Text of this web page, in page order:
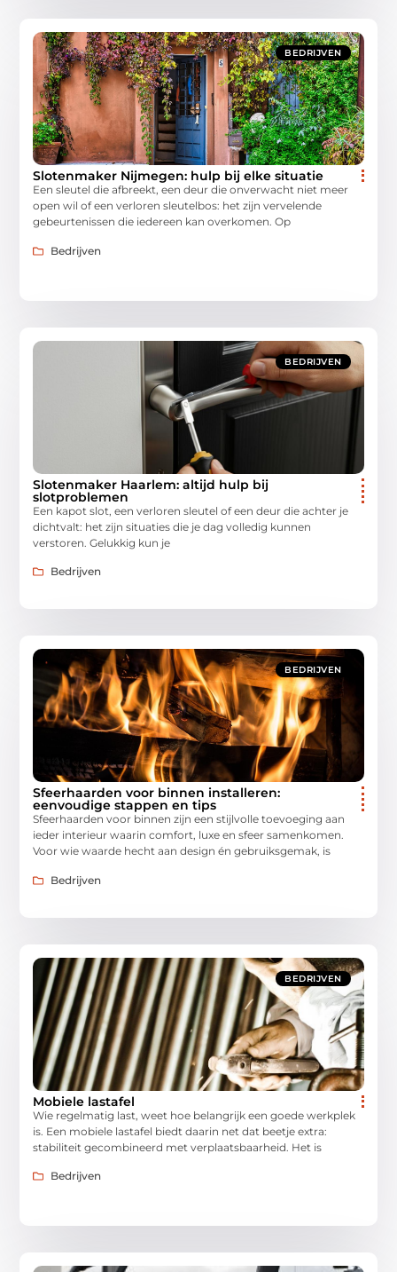
BEDRIJVEN
Slotenmaker Nijmegen: hulp bij elke situatie
Een sleutel die afbreekt, een deur die onverwacht niet meer
open wil of een verloren sleutelbos: het zijn vervelende
gebeurtenissen die iedereen kan overkomen. Op
Bedrijven
BEDRIJVEN
Slotenmaker Haarlem: altijd hulp bij
slotproblemen
Een kapot slot, een verloren sleutel of een deur die achter je
dichtvalt: het zijn situaties die je dag volledig kunnen
verstoren. Gelukkig kun je
Bedrijven
BEDRIJVEN
Sfeerhaarden voor binnen installeren:
eenvoudige stappen en tips
Sfeerhaarden voor binnen zijn een stijlvolle toevoeging aan
ieder interieur waarin comfort, luxe en sfeer samenkomen.
Voor wie waarde hecht aan design én gebruiksgemak, is
Bedrijven
BEDRIJVEN
Mobiele lastafel
Wie regelmatig last, weet hoe belangrijk een goede werkplek
is. Een mobiele lastafel biedt daarin net dat beetje extra:
stabiliteit gecombineerd met verplaatsbaarheid. Het is
Bedrijven